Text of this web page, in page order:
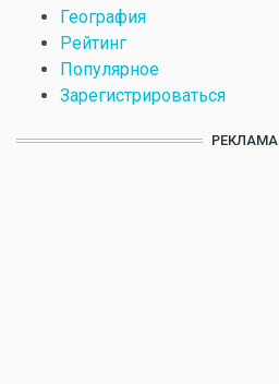
География
Рейтинг
Популярное
Зарегистрироваться
РЕКЛАМА